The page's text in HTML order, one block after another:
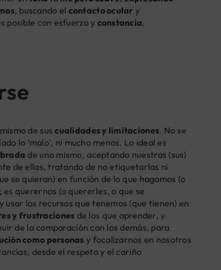
, buscando el contacto ocular y
posible con esfuerzo y constancia.
de suscualidades y limitaciones. No se
lo ‘malo’, ni mucho menos. Lo ideal es
de uno mismo, aceptando nuestras (sus)
de ellas, tratando de no etiquetarlas ni
se quieran) en función de lo que hagamos (o
es querernos (o quererles, o que se
usar los recursos que tenemos (que tienen) en
y frustraciones de los que aprender, y
de la comparación con los demás, para
como personas y focalizarnos en nosotros
desde el respeto y el cariño